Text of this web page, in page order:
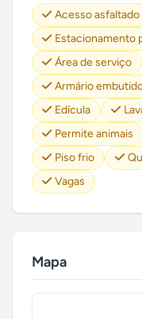
Acesso asfaltado
Estacionamento
Área de serviço
Armário
Edícula
Permite animais
Piso frio
Vagas
Mapa